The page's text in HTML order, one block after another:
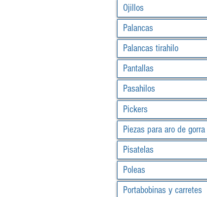
Ojillos
Palancas
Palancas tirahilo
Pantallas
Pasahilos
Pickers
Piezas para aro de gorra
Pisatelas
Poleas
Portabobinas y carretes